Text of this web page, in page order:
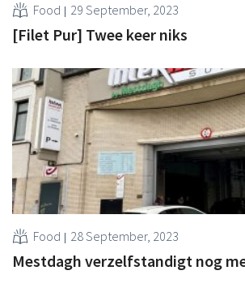
Food 29 September, 2023
[Filet Pur] Twee keer niks
Food 28 September, 2023
Mestdagh verzelfstandigt nog